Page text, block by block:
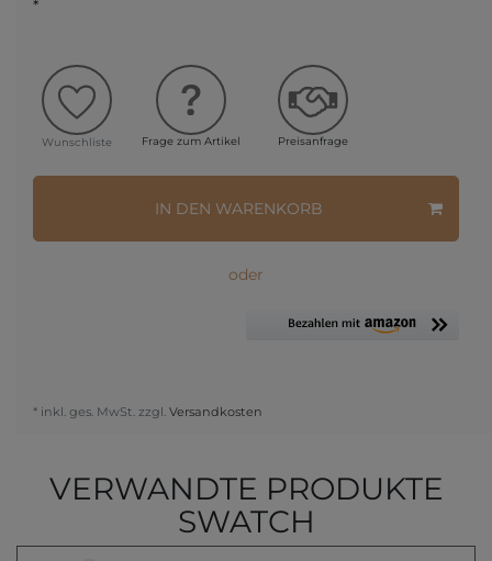
*
Wunschliste Frage zum Artikel Preisanfrage
IN DEN WARENKORB
oder
* inkl. ges. MwSt. zzgl. Versandkosten
VERWANDTE PRODUKTE
SWATCH